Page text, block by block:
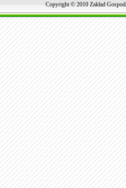
Copyright © 2010 Zakład